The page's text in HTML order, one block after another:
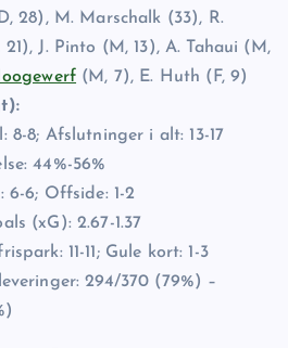
28), M. Marschalk (33), R.
21), J. Pinto (M, 13), A. Tahaui (M,
(M, 7), E. Huth (F, 9)
8-8; Afslutninger i alt: 13-17
44%-56%
6-6; Offside: 1-2
(xG): 2.67-1.37
11-11; Gule kort: 1-3
294/370 (79%) –